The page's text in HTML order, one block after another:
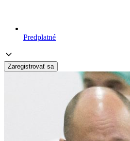
Predplatné
Zaregistrovať sa